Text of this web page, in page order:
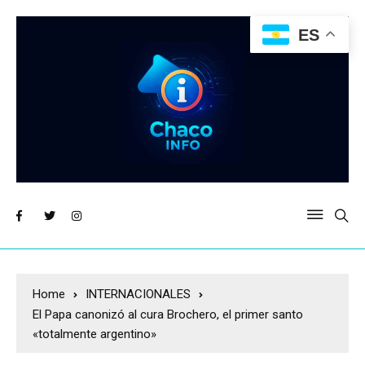
Home
INTERNACIONALES
El Papa canonizó al cura Brochero, el primer santo
«totalmente argentino»
ES